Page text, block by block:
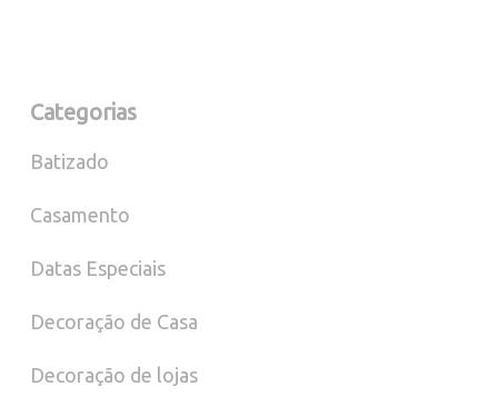
Categorias
Batizado
Casamento
Datas Especiais
Decoração de Casa
Decoração de lojas